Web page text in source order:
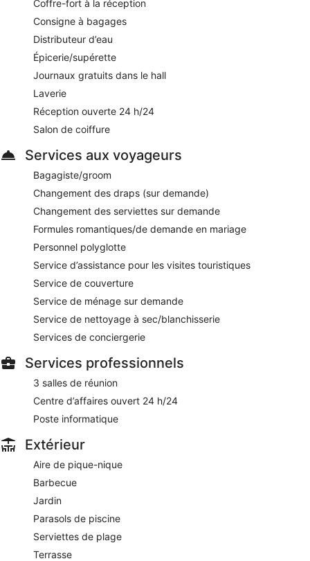
Un service d'étage 24 h/24 est disponible pour des repas
tardifs.
Coffre-fort à la réception
Consigne à bagages
Distributeur d’eau
Épicerie/supérette
Journaux gratuits dans le hall
Laverie
Réception ouverte 24 h/24
Salon de coiffure
Services aux voyageurs
Bagagiste/groom
Changement des draps (sur demande)
Changement des serviettes sur demande
Formules romantiques/de demande en mariage
Personnel polyglotte
Service d’assistance pour les visites touristiques
Service de couverture
Service de ménage sur demande
Service de nettoyage à sec/blanchisserie
Services de conciergerie
Services professionnels
3 salles de réunion
Centre d’affaires ouvert 24 h/24
Poste informatique
Extérieur
Aire de pique-nique
Barbecue
Jardin
Parasols de piscine
Serviettes de plage
Terrasse